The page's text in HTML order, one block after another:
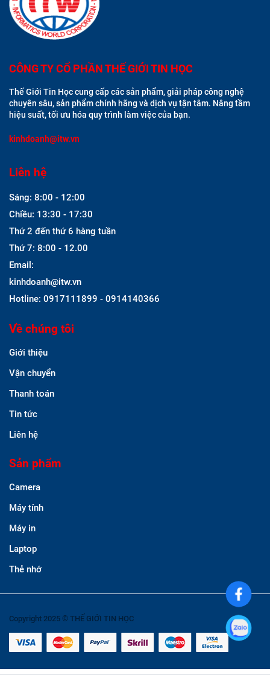
CÔNG TY CỔ PHẦN THẾ GIỚI TIN HỌC
Thế Giới Tin Học cung cấp các sản phẩm, giải pháp công nghệ
chuyên sâu, sản phẩm chính hãng và dịch vụ tận tâm. Nâng tầm
hiệu suất, tối ưu hóa quy trình làm việc của bạn.
kinhdoanh@itw.vn
Liên hệ
Sáng: 8:00 - 12:00
Chiều: 13:30 - 17:30
Thứ 2 đến thứ 6 hàng tuần
Thứ 7: 8:00 - 12.00
Email:
kinhdoanh@itw.vn
Hotline: 0917111899 - 0914140366
Về chúng tôi
Giới thiệu
Vận chuyển
Thanh toán
Tin tức
Liên hệ
Sản phẩm
Camera
Máy tính
Máy in
Laptop
Thẻ nhớ
Copyright 2025 © THẾ GIỚI TIN HỌC